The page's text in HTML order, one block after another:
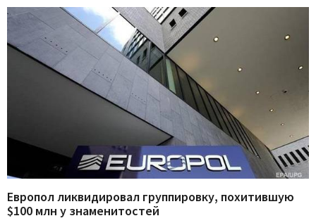
Европол ликвидировал группировку, похитившую
$100 млн у знаменитостей